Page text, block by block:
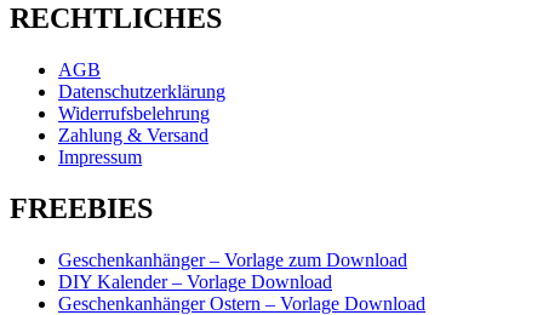
RECHTLICHES
AGB
Datenschutzerklärung
Widerrufsbelehrung
Zahlung & Versand
Impressum
FREEBIES
Geschenkanhänger – Vorlage zum Download
DIY Kalender – Vorlage Download
Geschenkanhänger Ostern – Vorlage Download